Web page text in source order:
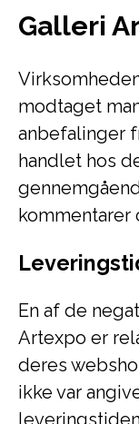
Galleri
modtaget
anbefalinger
handlet hos
kommentarer
En af de
Artexpo er
deres
ikke var